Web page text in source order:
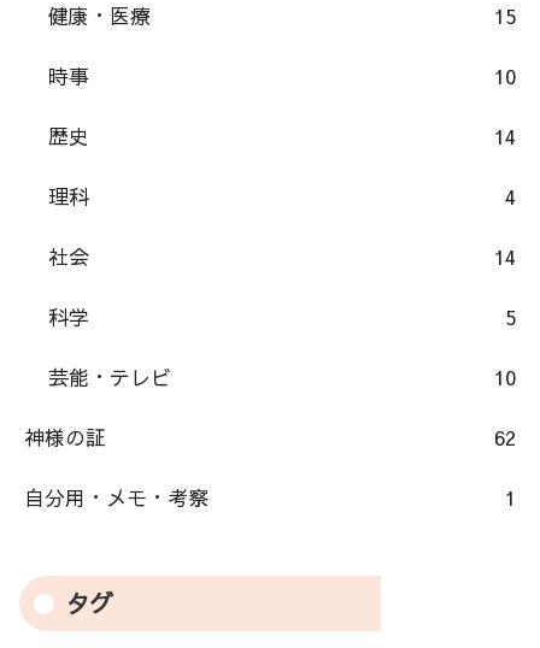
健康・医療 15
時事 10
歴史 14
理科 4
社会 14
科学 5
芸能・テレビ 10
神様の証 62
自分用・メモ・考察 1
タグ